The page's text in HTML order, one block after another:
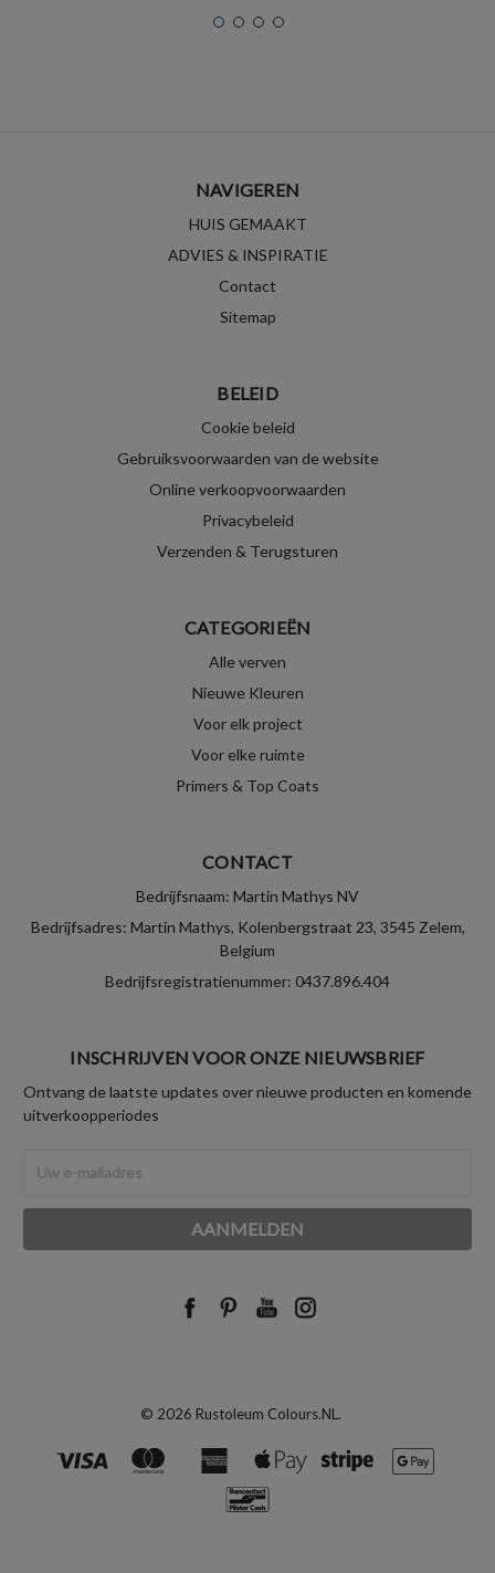
NAVIGEREN
HUIS GEMAAKT
ADVIES & INSPIRATIE
Contact
Sitemap
BELEID
Cookie beleid
Gebruiksvoorwaarden van de website
Online verkoopvoorwaarden
Privacybeleid
Verzenden & Terugsturen
CATEGORIEËN
Alle verven
Nieuwe Kleuren
Voor elk project
Voor elke ruimte
Primers & Top Coats
CONTACT
Bedrijfsnaam: Martin Mathys NV
Bedrijfsadres: Martin Mathys, Kolenbergstraat 23, 3545 Zelem,
Belgium
Bedrijfsregistratienummer: 0437.896.404
INSCHRIJVEN VOOR ONZE NIEUWSBRIEF
Ontvang de laatste updates over nieuwe producten en komende
uitverkoopperiodes
mailadres
© 2026 Rustoleum Colours.NL.